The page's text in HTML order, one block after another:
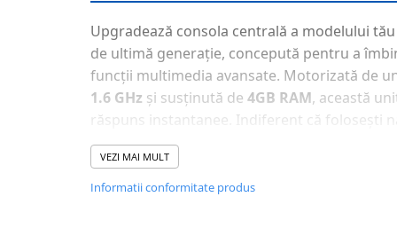
Navigatie universala
Playere auto
Navigatii 2 DIN
Navigatii 1 DIN
Navigatie GPS Portabil
Accesorii navigatii
Upgradează consola centrală a modelului
de ultimă generație, concepută pentru a
funcții multimedia avansate. Motorizată de
1.6 GHz și susținută de 4GB RAM, această
răspuns instantanee. Indiferent că folosești
sau aplicații de divertisment, sistemul
acces complet la Magazinul Play.
VEZI MAI MULT
Informatii conformitate produs